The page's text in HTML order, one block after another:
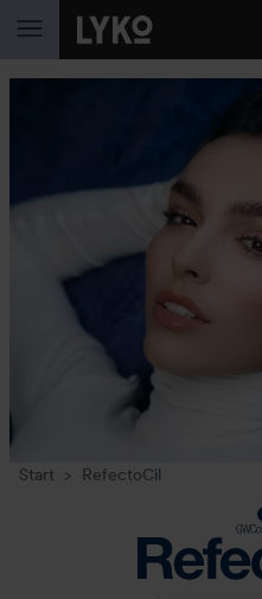
GÅ TIL INDHOLD
Start RefectoCil